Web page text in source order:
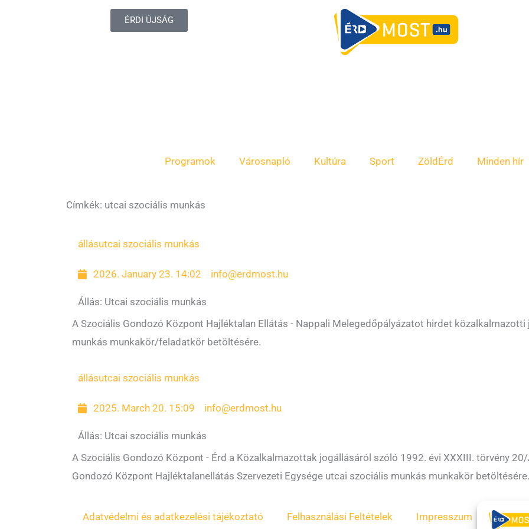
ÉRDI ÚJSÁG
Programok Városnapló Kultúra Sport ZöldÉrd Minden hír
Címkék: utcai szociális munkás
állásutcai szociális munkás
2026. January 23. 14:02 info@erdmost.hu
Állás: Utcai szociális munkás
A Szociális Gondozó Központ Hajléktalan Ellátás - Nappali Melegedőpályázatot hirdet
munkás munkakör/feladatkör betöltésére.
állásutcai szociális munkás
2025. March 20. 15:09 info@erdmost.hu
Állás: Utcai szociális munkás
A Szociális Gondozó Központ - Érd a Közalkalmazottak jogállásáról szóló 1992. évi XXXIII. törvény
Gondozó Központ Hajléktalanellátás Szervezeti Egysége utcai szociális munkás munkakör betöltésére.
Adatvédelmi és adatkezelési tájékoztató Felhasználási Feltételek Impresszum ÁSZF